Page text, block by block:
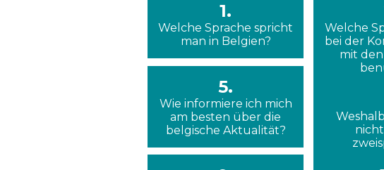
1.
Welche Sprache spricht
man in Belgien?
Welche
bei der
mit
5.
Wie informiere ich mich
am besten über die
belgische Aktualität?